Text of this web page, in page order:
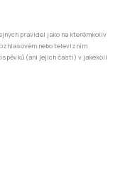
pravidel jako na kterémkoliv
nebo televizním
(ani jejich částí) v jakékoli